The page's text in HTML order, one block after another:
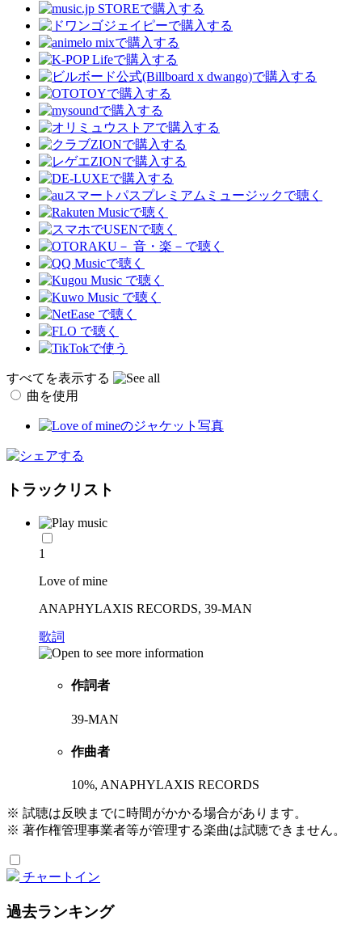
すべてを表示する
曲を使用
トラックリスト
1
Love of mine
ANAPHYLAXIS RECORDS, 39-MAN
歌詞
作詞者
39-MAN
作曲者
10%, ANAPHYLAXIS RECORDS
※ 試聴は反映までに時間がかかる場合があります。
※ 著作権管理事業者等が管理する楽曲は試聴できません。
チャートイン
過去ランキング